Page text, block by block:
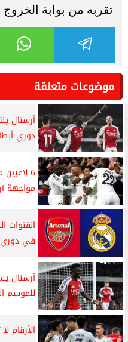
تقربه من بوابة
موضوعات متعلقة
أرسنال
دوري
6
مواجهة
القنوات
في دوري
للموسم
الأرقام